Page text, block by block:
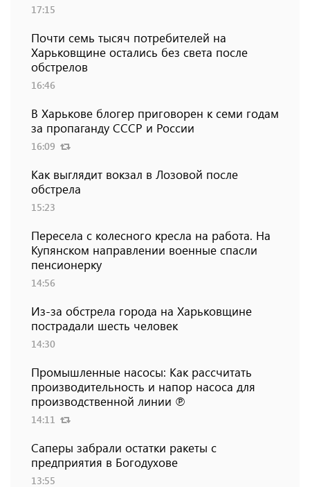
17:15
Почти семь тысяч потребителей на
Харьковщине остались без света после
обстрелов
16:46
В Харькове блогер приговорен к семи годам
за пропаганду СССР и России
16:09
Как выглядит вокзал в Лозовой после
обстрела
15:23
Пересела с колесного кресла на работа. На
Купянском направлении военные спасли
пенсионерку
14:56
Из-за обстрела города на Харьковщине
пострадали шесть человек
14:30
Промышленные насосы: Как рассчитать
производительность и напор насоса для
производственной линии ℗
14:11
Саперы забрали остатки ракеты с
предприятия в Богодухове
13:55